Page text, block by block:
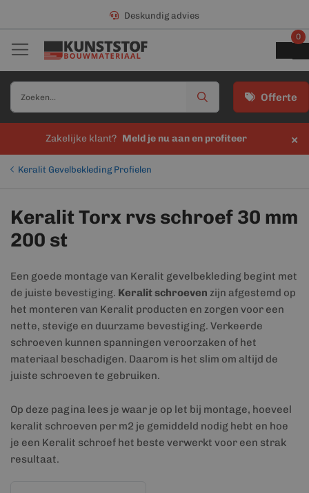
Deskundig advies
Offerte
0
Zakelijke klant? Meld je nu aan en profiteer ×
Keralit Gevelbekleding Profielen
Keralit Torx rvs schroef 30 mm
200 st
Een goede montage van Keralit gevelbekleding begint met
de juiste bevestiging. Keralit schroeven zijn afgestemd op
het monteren van Keralit producten en zorgen voor een
nette, stevige en duurzame bevestiging. Verkeerde
schroeven kunnen spanningen veroorzaken of het
materiaal beschadigen. Daarom is het slim om altijd de
juiste schroeven te gebruiken.
Op deze pagina lees je waar je op let bij montage, hoeveel
keralit schroeven per m2 je gemiddeld nodig hebt en hoe
je een Keralit schroef het beste verwerkt voor een strak
resultaat.